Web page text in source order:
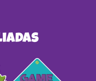
pm